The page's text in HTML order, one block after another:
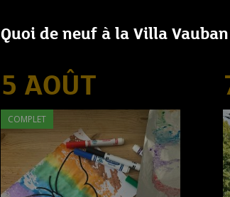
Quoi de neuf à la Villa Vauban
5 AOÛT
COMPLET